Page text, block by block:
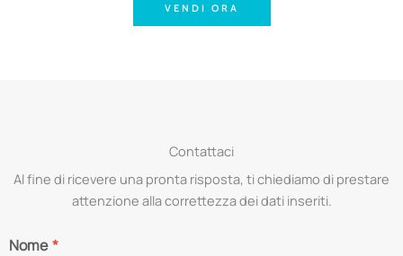
VENDI ORA
Contattaci
Al fine di ricevere una pronta risposta, ti chiediamo di prestare
attenzione alla correttezza dei dati inseriti.
Nome*